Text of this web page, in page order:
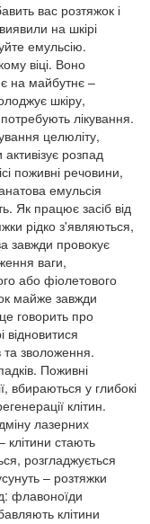
вас розтяжок і
на шкірі
емульсію.
віці. Воно
на майбутнє –
шкіру,
лікування.
целюліту,
розпад
поживні речовини,
емульсія
Як працює засіб від
рідко з'являються,
завжди провокує
ваги,
або фіолетового
майже завжди
говорить про
відновитися
та зволоження.
Поживні
вбираються у глибокі
клітин.
лазерних
клітини стають
розгладжується
– розтяжки
флавоноїди
клітини